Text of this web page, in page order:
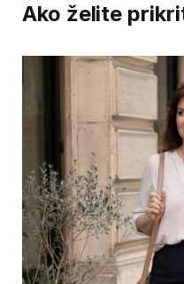
Ako želite